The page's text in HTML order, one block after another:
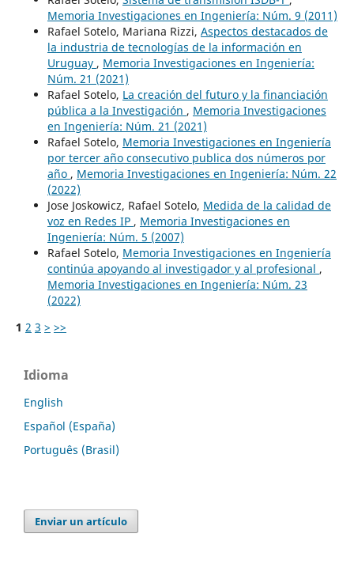
Memoria Investigaciones en Ingeniería: Núm. 9 (2011)
Rafael Sotelo, Mariana Rizzi, Aspectos destacados de
la industria de tecnologías de la información en
Uruguay , Memoria Investigaciones en Ingeniería:
Núm. 21 (2021)
Rafael Sotelo, La creación del futuro y la financiación
pública a la Investigación , Memoria Investigaciones
en Ingeniería: Núm. 21 (2021)
Rafael Sotelo, Memoria Investigaciones en Ingeniería
por tercer año consecutivo publica dos números por
año , Memoria Investigaciones en Ingeniería: Núm. 22
(2022)
Jose Joskowicz, Rafael Sotelo, Medida de la calidad de
voz en Redes IP , Memoria Investigaciones en
Ingeniería: Núm. 5 (2007)
Rafael Sotelo, Memoria Investigaciones en Ingeniería
continúa apoyando al investigador y al profesional ,
Memoria Investigaciones en Ingeniería: Núm. 23
(2022)
1 2 3 > >>
Idioma
English
Español (España)
Português (Brasil)
Enviar un artículo